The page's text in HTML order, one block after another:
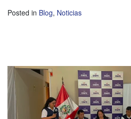
Posted in Blog, Noticias